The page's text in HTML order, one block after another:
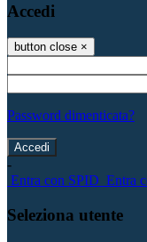
Accedi
button close ×
Password dimenticata?
-
Entra con SPID Entra
Seleziona utente